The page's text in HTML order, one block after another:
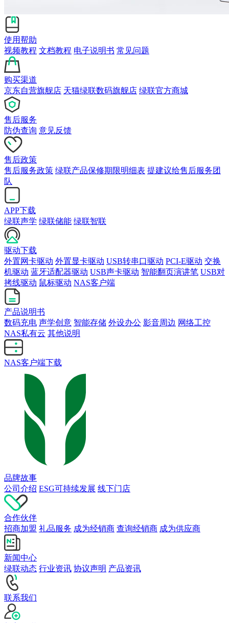
使用帮助
视频教程 文档教程 电子说明书 常见问题
购买渠道
京东自营旗舰店 天猫绿联数码旗舰店 绿联官方商城
售后服务
防伪查询 意见反馈
售后政策
售后服务政策 绿联产品保修期限明细表 提建议给售后服务团
队
APP下载
绿联声学 绿联储能 绿联智联
驱动下载
外置网卡驱动 外置显卡驱动 USB转串口驱动 PCI-E驱动 交换
机驱动 蓝牙适配器驱动 USB声卡驱动 智能翻页演讲笔 USB对
拷线驱动 鼠标驱动 NAS客户端
产品说明书
数码充电 声学创意 智能存储 外设办公 影音周边 网络工控
NAS私有云 其他说明
NAS客户端下载
品牌故事
公司介绍 ESG可持续发展 线下门店
合作伙伴
招商加盟 礼品服务 成为经销商 查询经销商 成为供应商
新闻中心
绿联动态 行业资讯 协议声明 产品资讯
联系我们